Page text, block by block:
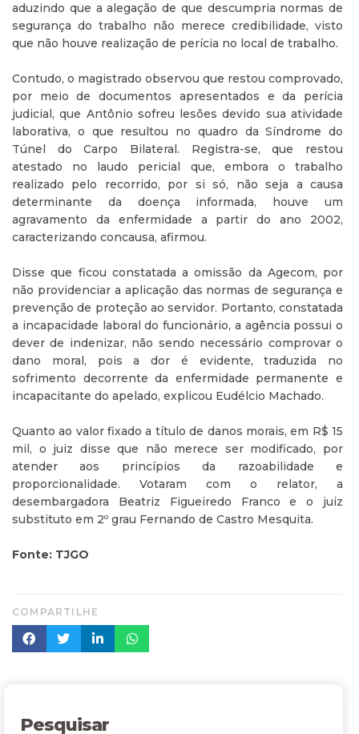
aduzindo que a alegação de que descumpria normas de
segurança do trabalho não merece credibilidade, visto
que não houve realização de perícia no local de trabalho.
Contudo, o magistrado observou que restou comprovado,
por meio de documentos apresentados e da perícia
judicial, que Antônio sofreu lesões devido sua atividade
laborativa, o que resultou no quadro da Síndrome do
Túnel do Carpo Bilateral. Registra-se, que restou
atestado no laudo pericial que, embora o trabalho
realizado pelo recorrido, por si só, não seja a causa
determinante da doença informada, houve um
agravamento da enfermidade a partir do ano 2002,
caracterizando concausa, afirmou.
Disse que ficou constatada a omissão da Agecom, por
não providenciar a aplicação das normas de segurança e
prevenção de proteção ao servidor. Portanto, constatada
a incapacidade laboral do funcionário, a agência possui o
dever de indenizar, não sendo necessário comprovar o
dano moral, pois a dor é evidente, traduzida no
sofrimento decorrente da enfermidade permanente e
incapacitante do apelado, explicou Eudélcio Machado.
Quanto ao valor fixado a título de danos morais, em R$ 15
mil, o juiz disse que não merece ser modificado, por
atender aos princípios da razoabilidade e
proporcionalidade. Votaram com o relator, a
desembargadora Beatriz Figueiredo Franco e o juiz
substituto em 2º grau Fernando de Castro Mesquita.
Fonte: TJGO
COMPARTILHE
Pesquisar